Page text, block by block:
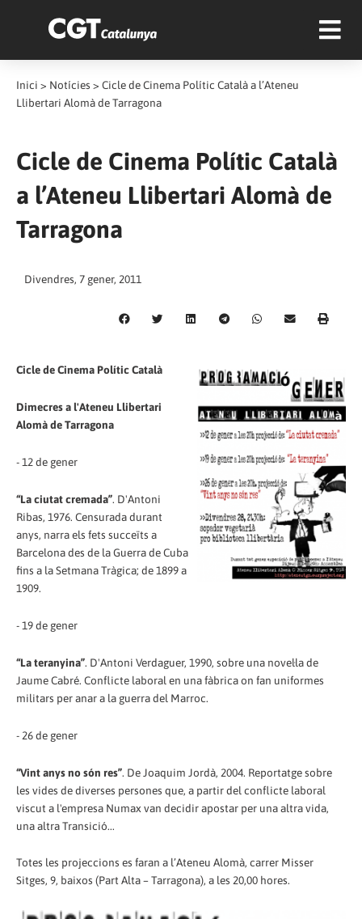
Inici > Notícies > Cicle de Cinema Polític Català a l’Ateneu
Llibertari Alomà de Tarragona
Cicle de Cinema Polític Català
a l’Ateneu Llibertari Alomà de
Tarragona
Divendres, 7 gener, 2011
Cicle de Cinema Polític Català
Dimecres a l'Ateneu Llibertari
Alomà de Tarragona
- 12 de gener
“La ciutat cremada”. D'Antoni
Ribas, 1976. Censurada durant
anys, narra els fets succeïts a
Barcelona des de la Guerra de Cuba
fins a la Setmana Tràgica; de 1899 a
1909.
- 19 de gener
“La teranyina”. D'Antoni Verdaguer, 1990, sobre una novel·la de
Jaume Cabré. Conflicte laboral en una fàbrica on fan uniformes
militars per anar a la guerra del Marroc.
- 26 de gener
“Vint anys no són res”. De Joaquim Jordà, 2004. Reportatge sobre
les vides de diverses persones que, a partir del conflicte laboral
viscut a l'empresa Numax van decidir apostar per una altra vida,
una altra Transició...
Totes les projeccions es faran a l’Ateneu Alomà, carrer Misser
Sitges, 9, baixos (Part Alta – Tarragona), a les 20,00 hores.